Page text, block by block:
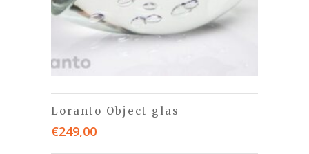
Loranto Object glas
€249,00